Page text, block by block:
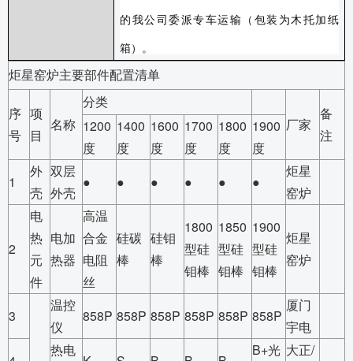
的我公司委派专车运输（包装为木托加纸
箱）。
炬星窑炉主要部件配置清单
序
号
项
目
名称
分类
厂家
备
注
1200
度
1400
度
1600
度
1700
度
1800
度
1900
度
1
外
壳
双层
外壳
● ● ● ● ● ●
炬星
窑炉
2
电
热
元
件
电加
热器
高温
合金
电阻
丝
硅碳
棒
硅钼
棒
1800
型硅
钼棒
1850
型硅
钼棒
1900
型硅
钼棒
炬星
窑炉
3
温控
仪
858P 858P 858P 858P 858P 858P
厦门
宇电
热电
B+光 大正/